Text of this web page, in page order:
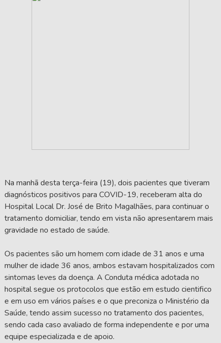
Na manhã desta terça-feira (19), dois pacientes que tiveram
diagnósticos positivos para COVID-19, receberam alta do
Hospital Local Dr. José de Brito Magalhães, para continuar o
tratamento domiciliar, tendo em vista não apresentarem mais
gravidade no estado de saúde.
Os pacientes são um homem com idade de 31 anos e uma
mulher de idade 36 anos, ambos estavam hospitalizados com
sintomas leves da doença. A Conduta médica adotada no
hospital segue os protocolos que estão em estudo cientifico
e em uso em vários países e o que preconiza o Ministério da
Saúde, tendo assim sucesso no tratamento dos pacientes,
sendo cada caso avaliado de forma independente e por uma
equipe especializada e de apoio.